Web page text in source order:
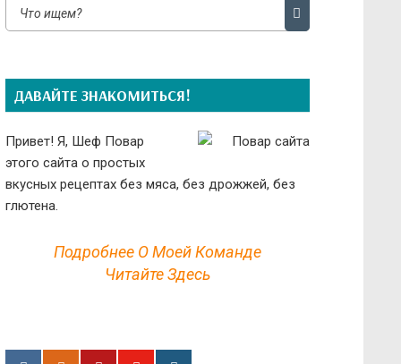
ДАВАЙТЕ ЗНАКОМИТЬСЯ!
Привет! Я, Шеф Повар
этого сайта о простых
вкусных рецептах без мяса, без дрожжей, без
глютена.
Подробнее О Моей Команде
Читайте Здесь